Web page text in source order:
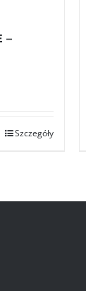
–
Szczegóły